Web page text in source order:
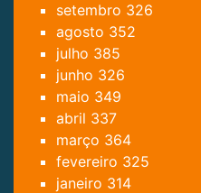
setembro 326
agosto 352
julho 385
junho 326
maio 349
abril 337
março 364
fevereiro 325
janeiro 314